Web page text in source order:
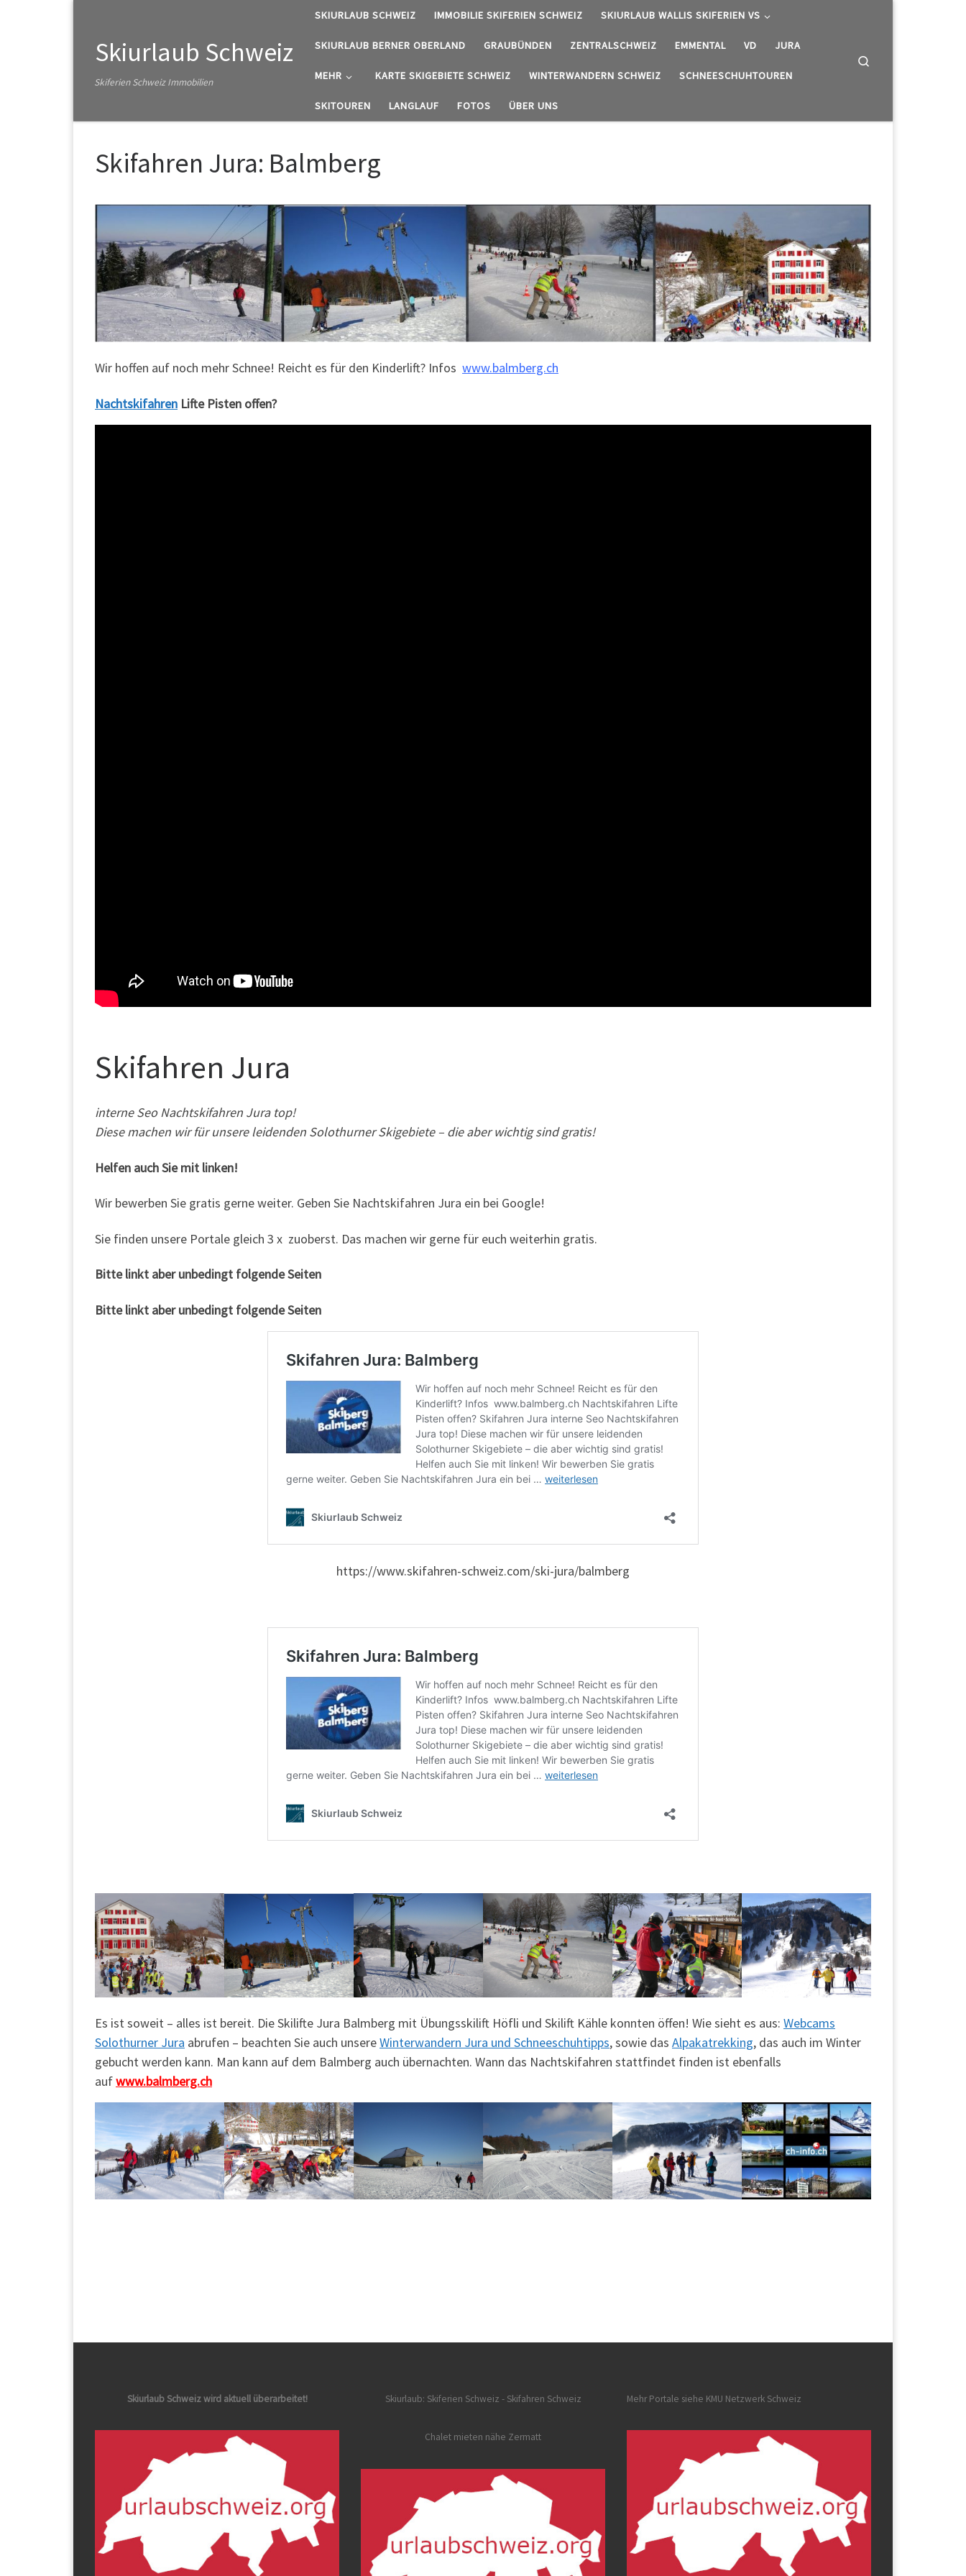
Skiurlaub Schweiz
Skiferien Schweiz Immobilien
SKIURLAUB SCHWEIZ IMMOBILIE SKIFERIEN SCHWEIZ SKIURLAUB WALLIS SKIFERIEN VS
SKIURLAUB BERNER OBERLAND GRAUBÜNDEN ZENTRALSCHWEIZ EMMENTAL VD JURA
MEHR KARTE SKIGEBIETE SCHWEIZ WINTERWANDERN SCHWEIZ SCHNEESCHUHTOUREN
SKITOUREN LANGLAUF FOTOS ÜBER UNS
Skifahren Jura: Balmberg
Wir hoffen auf noch mehr Schnee! Reicht es für den Kinderlift? Infos www.balmberg.ch
Nachtskifahren Lifte Pisten offen?
Skifahren Jura
interne Seo Nachtskifahren Jura top!
Diese machen wir für unsere leidenden Solothurner Skigebiete – die aber wichtig sind gratis!
Helfen auch Sie mit linken!
Wir bewerben Sie gratis gerne weiter. Geben Sie Nachtskifahren Jura ein bei Google!
Sie finden unsere Portale gleich 3 x zuoberst. Das machen wir gerne für euch weiterhin gratis.
Bitte linkt aber unbedingt folgende Seiten
Bitte linkt aber unbedingt folgende Seiten
https://www.skifahren-schweiz.com/ski-jura/balmberg
Es ist soweit – alles ist bereit. Die Skilifte Jura Balmberg mit Übungsskilift Höfli und Skilift Kähle konnten öffen! Wie sieht es aus: Webcams
Solothurner Jura abrufen – beachten Sie auch unsereWinterwandern Jura und Schneeschuhtipps, sowie das Alpakatrekking, das auch im Winter
gebucht werden kann. Man kann auf dem Balmberg auch übernachten. Wann das Nachtskifahren stattfindet finden ist ebenfalls
aufwww.balmberg.ch
Skiurlaub Schweiz wird aktuell überarbeitet! Skiurlaub: Skiferien Schweiz - Skifahren Schweiz
Chalet mieten nähe Zermatt
Mehr Portale siehe KMU Netzwerk Schweiz